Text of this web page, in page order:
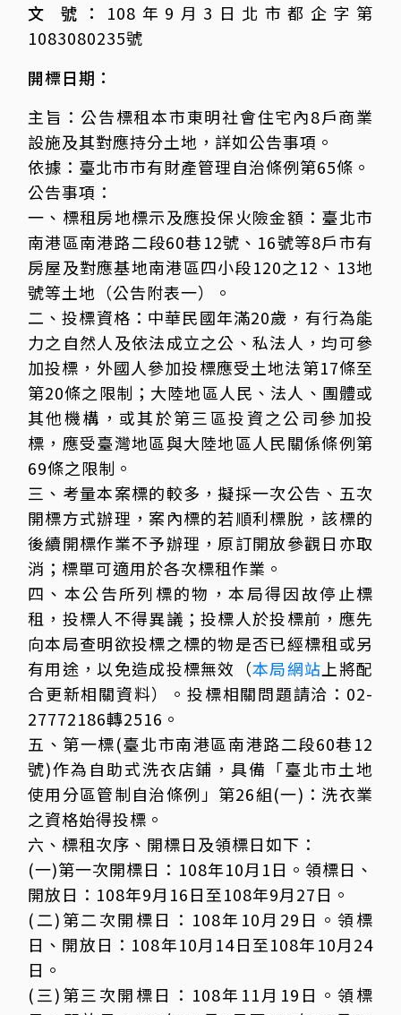
文 號： 108年9月3日北市都企字第
1083080235號
開標日期：
主旨：公告標租本市東明社會住宅內8戶商業
設施及其對應持分土地，詳如公告事項。
依據：臺北市市有財產管理自治條例第65條。
公告事項：
一、標租房地標示及應投保火險金額：臺北市
南港區南港路二段60巷12號、16號等8戶市有
房屋及對應基地南港區四小段120之12、13地
號等土地（公告附表一）。
二、投標資格：中華民國年滿20歲，有行為能
力之自然人及依法成立之公、私法人，均可參
加投標，外國人參加投標應受土地法第17條至
第20條之限制；大陸地區人民、法人、團體或
其他機構，或其於第三區投資之公司參加投
標，應受臺灣地區與大陸地區人民關係條例第
69條之限制。
三、考量本案標的較多，擬採一次公告、五次
開標方式辦理，案內標的若順利標脫，該標的
後續開標作業不予辦理，原訂開放參觀日亦取
消；標單可適用於各次標租作業。
四、本公告所列標的物，本局得因故停止標
租，投標人不得異議；投標人於投標前，應先
向本局查明欲投標之標的物是否已經標租或另
有用途，以免造成投標無效（本局網站 上將配
合更新相關資料）。投標相關問題請洽：02-
27772186轉2516。
五、第一標(臺北市南港區南港路二段60巷12
號)作為自助式洗衣店鋪，具備「臺北市土地
使用分區管制自治條例」第26組(一)：洗衣業
之資格始得投標。
六、標租次序、開標日及領標日如下：
(一)第一次開標日：108年10月1日。領標日、
開放日：108年9月16日至108年9月27日。
(二)第二次開標日：108年10月29日。領標
日、開放日：108年10月14日至108年10月24
日。
(三)第三次開標日：108年11月19日。領標